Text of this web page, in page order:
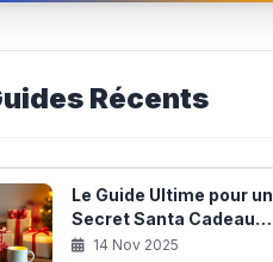
Récents
Le Guide Ultime pour un
Secret Santa Cadeau
Mémorable (et Utile!)
14 Nov 2025